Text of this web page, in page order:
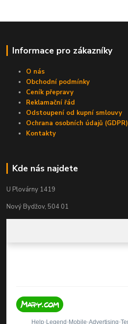
Informace pro zákazníky
O nás
Obchodní podmínky
Ceník přepravy
Reklamační řád
Odstoupení od kupní smlouvy
Ochrana osobních údajů (GDPR)
Kontakty
Kde nás najdete
U Plovárny 1419
Nový Bydžov, 504 01